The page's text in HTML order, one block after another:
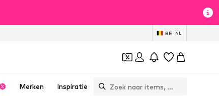
BE NL
Merken Inspiratie